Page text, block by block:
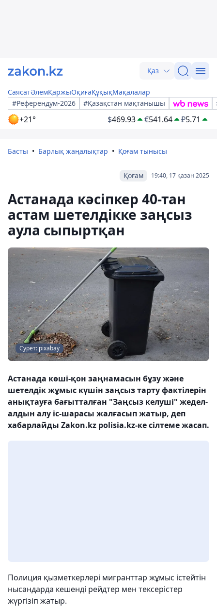
Қаз
СаясатӘлемҚаржыОқиғаҚұқықМақалалар
#Референдум-2026
#Қазақстан мақтанышы
+21° $469.93 €541.64 ₽5.71
Басты Барлық жаңалықтар Қоғам тынысы
19:40, 17 қазан 2025
Қоғам
Астанада кәсіпкер 40-тан
астам шетелдікке заңсыз
аула сыпыртқан
Сурет: pixabay
Астанада көші-қон заңнамасын бұзу және
шетелдік жұмыс күшін заңсыз тарту фактілерін
анықтауға бағытталған "Заңсыз келуші" жедел-
алдын алу іс-шарасы жалғасып жатыр, деп
хабарлайды Zakon.kz polisia.kz-ке сілтеме жасап.
Полиция қызметкерлері мигранттар жұмыс істейтін
нысандарда кешенді рейдтер мен тексерістер
жүргізіп жатыр.